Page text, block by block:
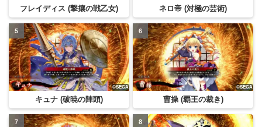
フレイディス (撃攘の戦乙女) ネロ帝 (対極の芸術)
キュナ (破暁の陣頭) 曹操 (覇王の裁き)